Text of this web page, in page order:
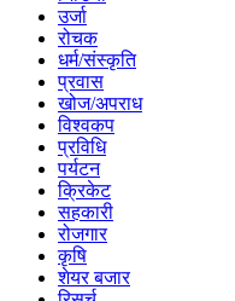
उर्जा
रोचक
धर्म/संस्कृति
प्रवास
खोज/अपराध
विश्वकप
प्रविधि
पर्यटन
क्रिकेट
सहकारी
रोजगार
कृषि
शेयर बजार